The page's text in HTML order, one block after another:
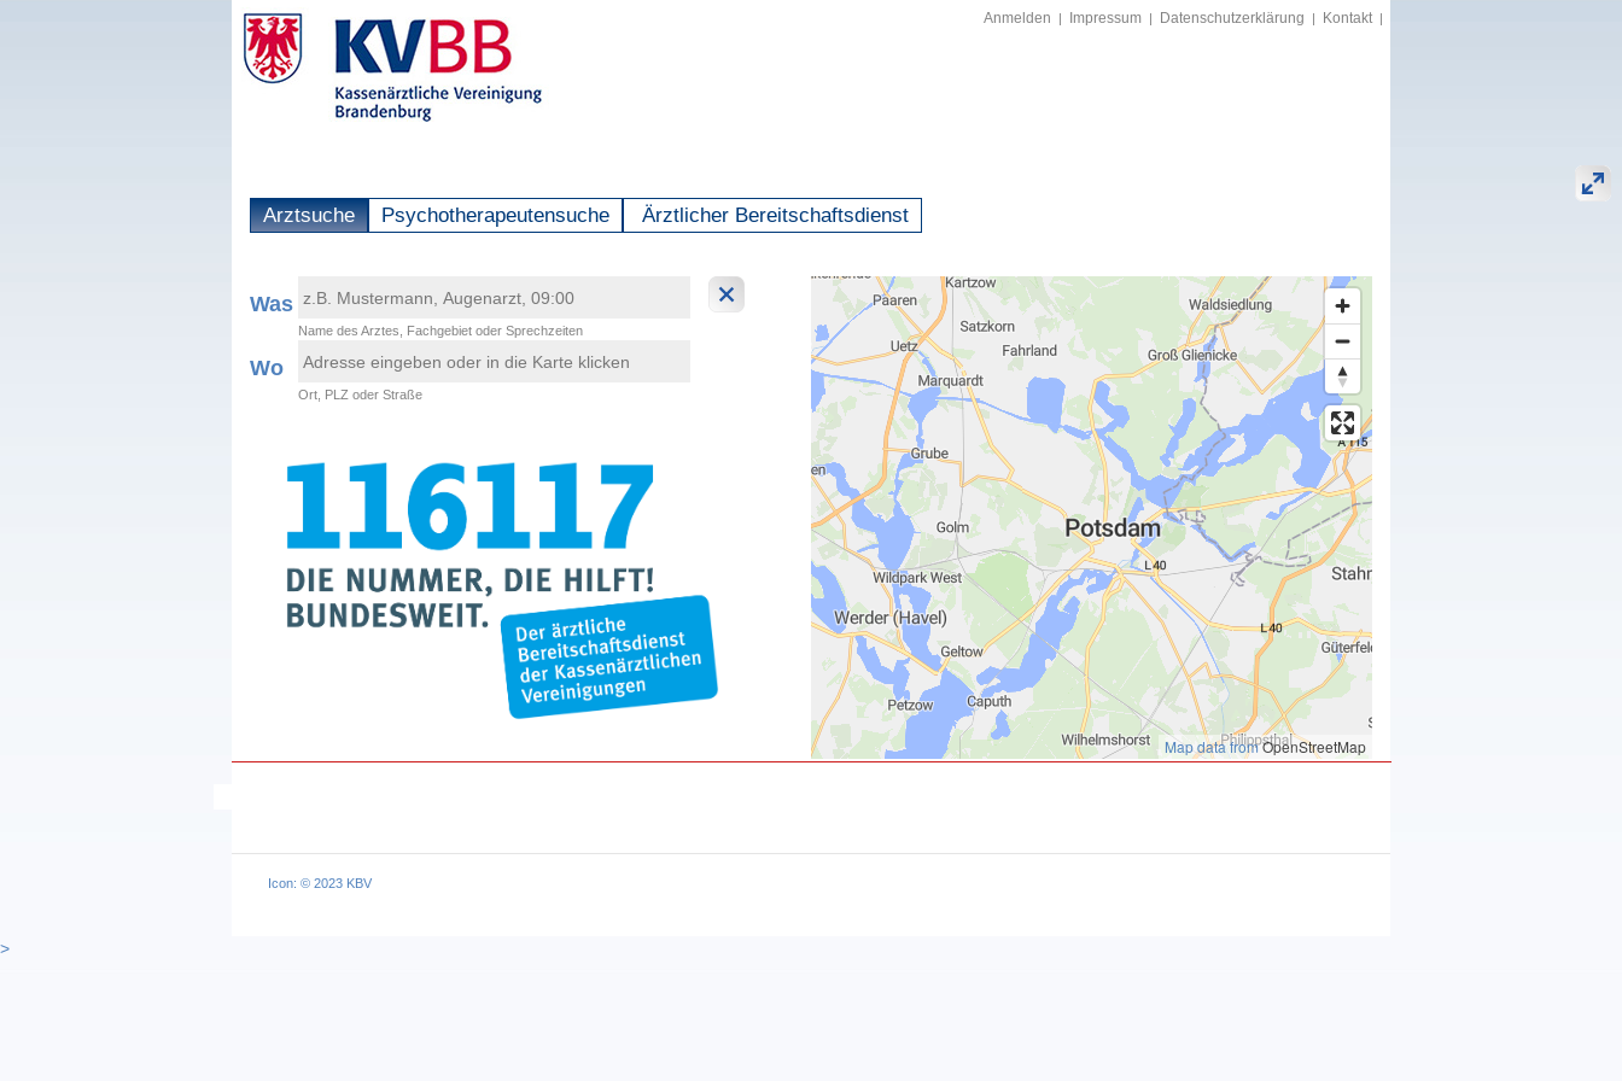
Anmelden | Impressum | Datenschutzerklärung | Kontakt |
Arztsuche Psychotherapeutensuche Ärztlicher Bereitschaftsdienst
Was
Name des Arztes, Fachgebiet oder Sprechzeiten
Wo
Ort, PLZ oder Straße
Map data fromOpenStreetMap
Icon: © 2023 KBV
>